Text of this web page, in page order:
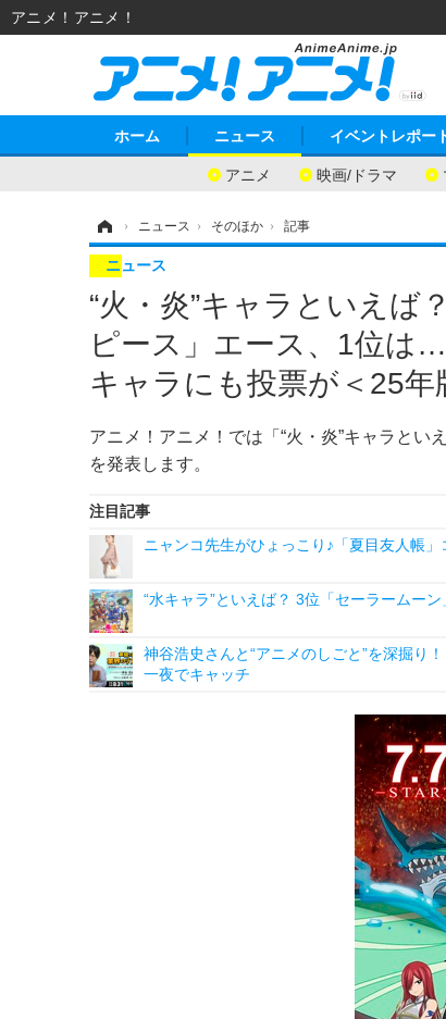
ホーム ニュース
アニメ 映画/ドラマ
イベントレポー
› ニュース › そのほか › 記事
“火・炎”キャラといえば
ピース」エース、1位は
キャラにも投票が＜25年
アニメ！アニメ！では「“火・炎”キャラと
を発表します。
ニュース
注目記事
ニャンコ先生がひょっこり♪「夏目友人帳
“水キャラ”といえば？ 3位「セーラームー
神谷浩史さんと“アニメのしごと”を深掘り
一夜でキャッチ
アニメ！アニメ！